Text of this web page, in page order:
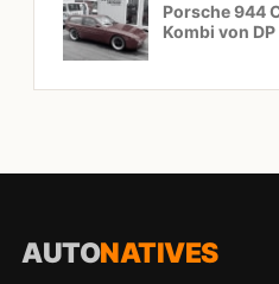
Porsche 944
Kombi von
AUTONATIVES